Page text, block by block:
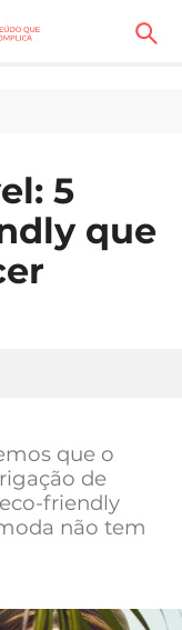
5
que
que o
de
friendly
não tem